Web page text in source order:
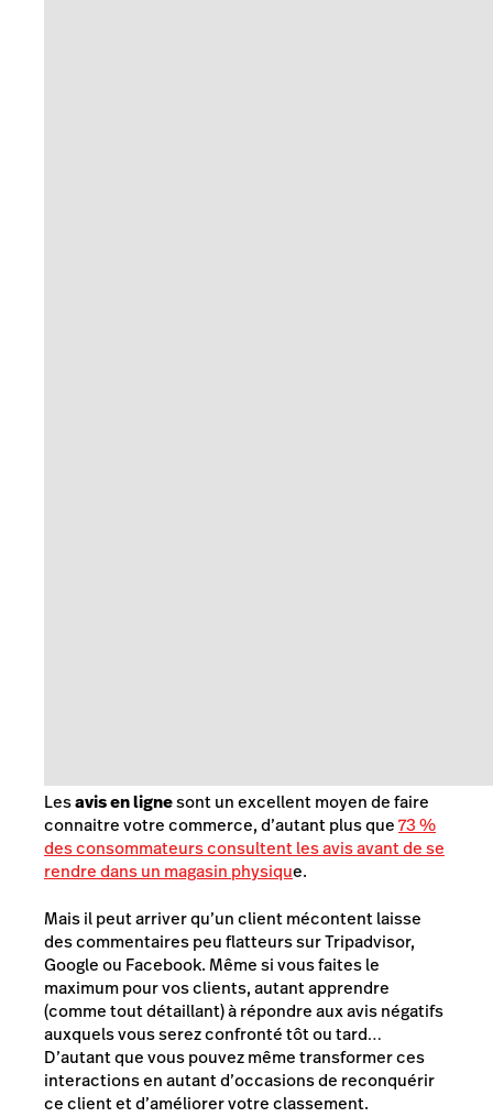
Lesavis en lignesont un excellent moyen de faire
connaitre votre commerce, d’autant plus que73 %
des consommateurs consultent les avis avant de se
rendre dans un magasin physique.
Mais il peut arriver qu’un client mécontent laisse
des commentaires peu flatteurs sur Tripadvisor,
Google ou Facebook. Même si vous faites le
maximum pour vos clients, autant apprendre
(comme tout détaillant) à répondre aux avis négatifs
auxquels vous serez confronté tôt ou tard…
D’autant que vous pouvez même transformer ces
interactions en autant d’occasions de reconquérir
ce client et d’améliorer votre classement.